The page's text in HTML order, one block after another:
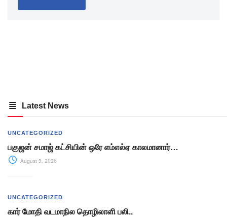
Latest News
UNCATEGORIZED
பகுஜன் சமாஜ் கட்சியின் ஒரே எம்எல்ஏ காலமானார்…
August 9, 2026
UNCATEGORIZED
கார் மோதி வடமாநில தொழிலாளி பலி..